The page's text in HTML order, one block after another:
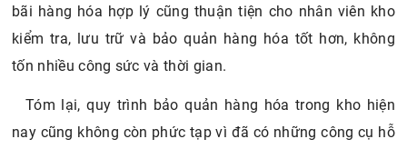
bãi hàng hóa hợp lý cũng thuận tiện cho nhân viên kho
kiểm tra, lưu trữ và bảo quản hàng hóa tốt hơn, không
tốn nhiều công sức và thời gian.
Tóm lại, quy trình bảo quản hàng hóa trong kho hiện
nay cũng không còn phức tạp vì đã có những công cụ hỗ